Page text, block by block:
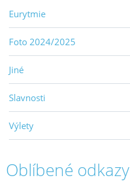
Eurytmie
Foto 2024/2025
Jiné
Slavnosti
Výlety
Oblíbené odkazy